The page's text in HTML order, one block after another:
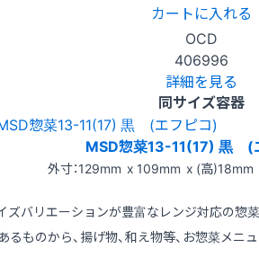
カートに入れる
OCD
406996
詳細を見る
同サイズ容器
MSD惣菜13-11(17) 黒 (
外寸：129mm x 109mm x (高)18mm
ズバリエーションが豊富なレンジ対応の惣
るものから、揚げ物、和え物等、お惣菜メニ